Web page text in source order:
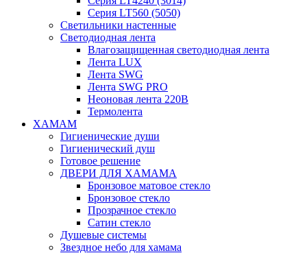
Серия LT560 (5050)
Светильники настенные
Светодиодная лента
Влагозащищенная светодиодная лента
Лента LUX
Лента SWG
Лента SWG PRO
Неоновая лента 220В
Термолента
ХАМАМ
Гигиенические души
Гигиенический душ
Готовое решение
ДВЕРИ ДЛЯ ХАМАМА
Бронзовое матовое стекло
Бронзовое стекло
Прозрачное стекло
Сатин стекло
Душевые системы
Звездное небо для хамама